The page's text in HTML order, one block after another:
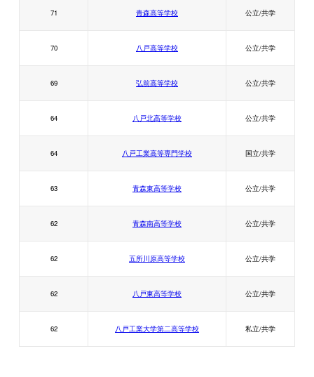
71 青森高等学校 公立/共学
70 八戸高等学校 公立/共学
69 弘前高等学校 公立/共学
64 八戸北高等学校 公立/共学
64 八戸工業高等専門学校 国立/共学
63 青森東高等学校 公立/共学
62 青森南高等学校 公立/共学
62 五所川原高等学校 公立/共学
62 八戸東高等学校 公立/共学
62 八戸工業大学第二高等学校 私立/共学